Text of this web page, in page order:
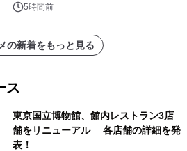
インビジュアル公開
5時間前
の新着をもっと見る
ス
東京国立博物館、館内レストラン3店
舗をリニューアル 各店舗の詳細を発
表！